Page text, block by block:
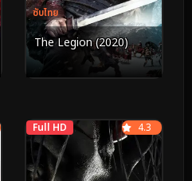
ซับไทย
The Legion (2020)
Full HD 4.3